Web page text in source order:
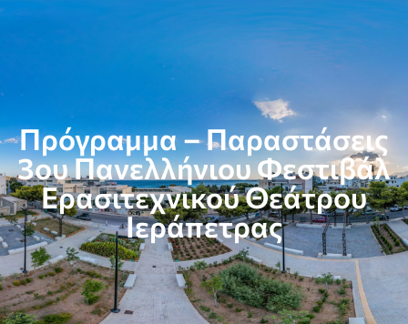
Πρόγραμμα – Παραστάσεις
3ου Πανελλήνιου Φεστιβάλ
Ερασιτεχνικού Θεάτρου
Ιεράπετρας